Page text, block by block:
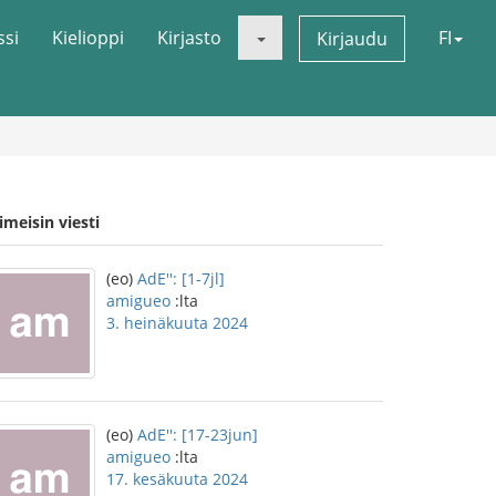
Kielioppi Kirjasto Kirjaudu FI
viesti
(eo) AdE'': [1-7jl]
amigueo :lta
3. heinäkuuta 2024
(eo) AdE'': [17-23jun]
amigueo :lta
17. kesäkuuta 2024